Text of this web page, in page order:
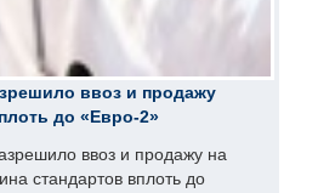
ввоз и продажу
до «Евро-2»
ввоз и продажу на
стандартов вплоть до